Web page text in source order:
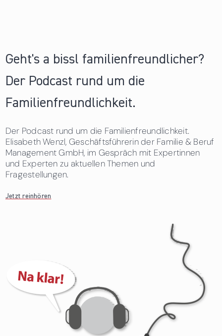
Geht's a bissl familienfreundlicher?
Der Podcast rund um die
Familienfreundlichkeit.
Der Podcast rund um die Familienfreundlichkeit.
Elisabeth Wenzl, Geschäftsführerin der Familie & Beruf
Management GmbH, im Gespräch mit Expertinnen
und Experten zu aktuellen Themen und
Fragestellungen.
Jetzt reinhören